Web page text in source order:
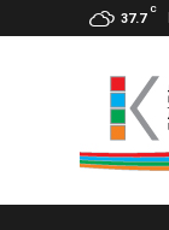
37.7
C